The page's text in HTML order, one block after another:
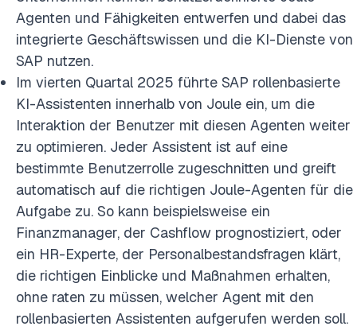
Agenten und Fähigkeiten entwerfen und dabei das
integrierte Geschäftswissen und die KI-Dienste von
SAP nutzen.
Im vierten Quartal 2025 führte SAP rollenbasierte
KI-Assistenten innerhalb von Joule ein, um die
Interaktion der Benutzer mit diesen Agenten weiter
zu optimieren. Jeder Assistent ist auf eine
bestimmte Benutzerrolle zugeschnitten und greift
automatisch auf die richtigen Joule-Agenten für die
Aufgabe zu. So kann beispielsweise ein
Finanzmanager, der Cashflow prognostiziert, oder
ein HR-Experte, der Personalbestandsfragen klärt,
die richtigen Einblicke und Maßnahmen erhalten,
ohne raten zu müssen, welcher Agent mit den
rollenbasierten Assistenten aufgerufen werden soll.